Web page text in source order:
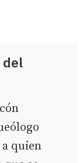
del
a quien